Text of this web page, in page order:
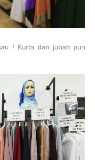
! Kurta dan jubah pun